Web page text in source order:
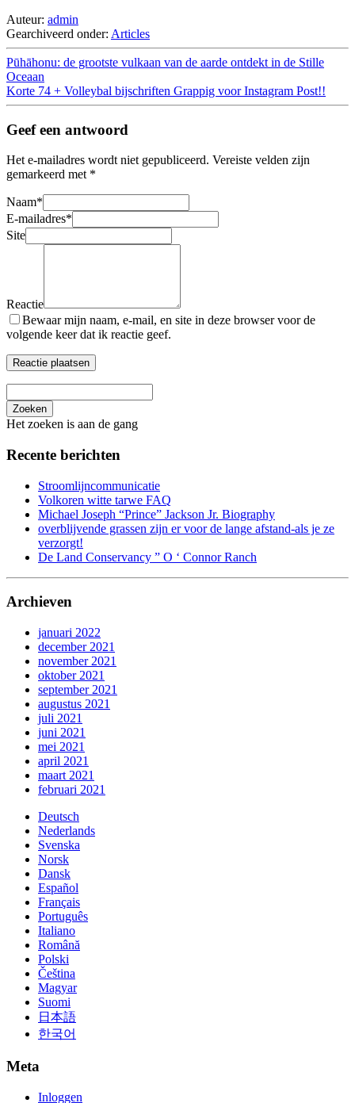
Auteur: admin
Gearchiveerd onder: Articles
Pūhāhonu: de grootste vulkaan van de aarde ontdekt in de Stille
Oceaan
Korte 74 + Volleybal bijschriften Grappig voor Instagram Post!!
Geef een antwoord
Het e-mailadres wordt niet gepubliceerd. Vereiste velden zijn
gemarkeerd met *
Naam*
E-mailadres*
Site
Reactie
Bewaar mijn naam, e-mail, en site in deze browser voor de
volgende keer dat ik reactie geef.
Zoeken
Het zoeken is aan de gang
Recente berichten
Stroomlijncommunicatie
Volkoren witte tarwe FAQ
Michael Joseph “Prince” Jackson Jr. Biography
overblijvende grassen zijn er voor de lange afstand-als je ze
verzorgt!
De Land Conservancy ” O ‘ Connor Ranch
Archieven
januari 2022
december 2021
november 2021
oktober 2021
september 2021
augustus 2021
juli 2021
juni 2021
mei 2021
april 2021
maart 2021
februari 2021
Deutsch
Nederlands
Svenska
Norsk
Dansk
Español
Français
Português
Italiano
Română
Polski
Čeština
Magyar
Suomi
日本語
한국어
Meta
Inloggen